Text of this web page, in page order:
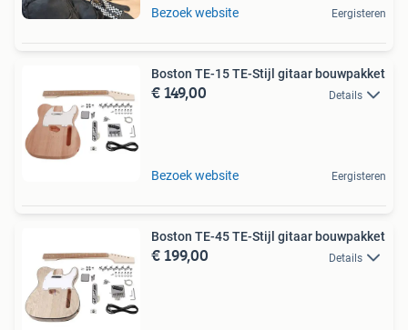
Bezoek website Eergisteren
Boston TE-15 TE-Stijl gitaar bouwpakket
€ 149,00 Details
Bezoek website Eergisteren
Boston TE-45 TE-Stijl gitaar bouwpakket
€ 199,00 Details